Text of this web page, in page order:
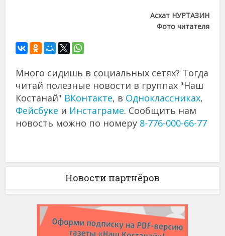
Асхат НУРТАЗИН
Фото читателя
Много сидишь в социальных сетях? Тогда
читай полезные новости в группах "Наш
Костанай" ВКонтакте, в Одноклассниках,
Фейсбуке и Инстаграме. Сообщить нам
новость можно по номеру 8-776-000-66-77
Новости партнёров